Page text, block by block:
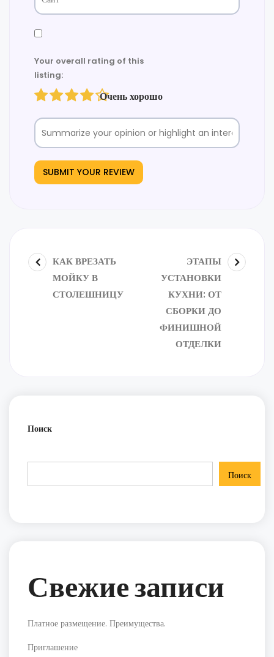
Your overall rating of this
listing:
Очень хорошо
КАК ВРЕЗАТЬ
МОЙКУ В
СТОЛЕШНИЦУ
ЭТАПЫ
УСТАНОВКИ
КУХНИ: ОТ
СБОРКИ ДО
ФИНИШНОЙ
ОТДЕЛКИ
Поиск
Поиск
Свежие записи
Платное размещение. Преимущества.
Приглашение